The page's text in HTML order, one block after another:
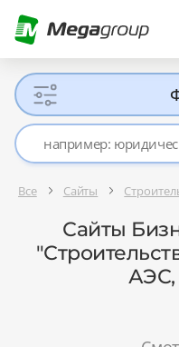
Все Сайты
Сайты
АЭС,